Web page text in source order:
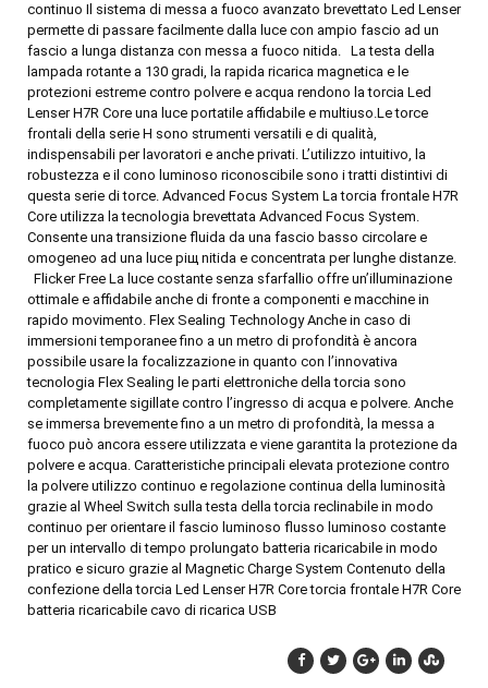
continuo Il sistema di messa a fuoco avanzato brevettato Led Lenser
permette di passare facilmente dalla luce con ampio fascio ad un
fascio a lunga distanza con messa a fuoco nitida. La testa della
lampada rotante a 130 gradi, la rapida ricarica magnetica e le
protezioni estreme contro polvere e acqua rendono la torcia Led
Lenser H7R Core una luce portatile affidabile e multiuso.Le torce
frontali della serie H sono strumenti versatili e di qualità,
indispensabili per lavoratori e anche privati. L’utilizzo intuitivo, la
robustezza e il cono luminoso riconoscibile sono i tratti distintivi di
questa serie di torce. Advanced Focus System La torcia frontale H7R
Core utilizza la tecnologia brevettata Advanced Focus System.
Consente una transizione fluida da una fascio basso circolare e
omogeneo ad una luce piщ nitida e concentrata per lunghe distanze.
Flicker Free La luce costante senza sfarfallio offre un’illuminazione
ottimale e affidabile anche di fronte a componenti e macchine in
rapido movimento. Flex Sealing Technology Anche in caso di
immersioni temporanee fino a un metro di profondità è ancora
possibile usare la focalizzazione in quanto con l’innovativa
tecnologia Flex Sealing le parti elettroniche della torcia sono
completamente sigillate contro l’ingresso di acqua e polvere. Anche
se immersa brevemente fino a un metro di profondità, la messa a
fuoco può ancora essere utilizzata e viene garantita la protezione da
polvere e acqua. Caratteristiche principali elevata protezione contro
la polvere utilizzo continuo e regolazione continua della luminosità
grazie al Wheel Switch sulla testa della torcia reclinabile in modo
continuo per orientare il fascio luminoso flusso luminoso costante
per un intervallo di tempo prolungato batteria ricaricabile in modo
pratico e sicuro grazie al Magnetic Charge System Contenuto della
confezione della torcia Led Lenser H7R Core torcia frontale H7R Core
batteria ricaricabile cavo di ricarica USB